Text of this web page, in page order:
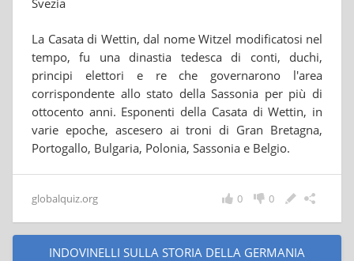
Svezia
La Casata di Wettin, dal nome Witzel modificatosi nel
tempo, fu una dinastia tedesca di conti, duchi,
principi elettori e re che governarono l'area
corrispondente allo stato della Sassonia per più di
ottocento anni. Esponenti della Casata di Wettin, in
varie epoche, ascesero ai troni di Gran Bretagna,
Portogallo, Bulgaria, Polonia, Sassonia e Belgio.
globalquiz.org 0
0
INDOVINELLI SULLA STORIA DELLA GERMANIA